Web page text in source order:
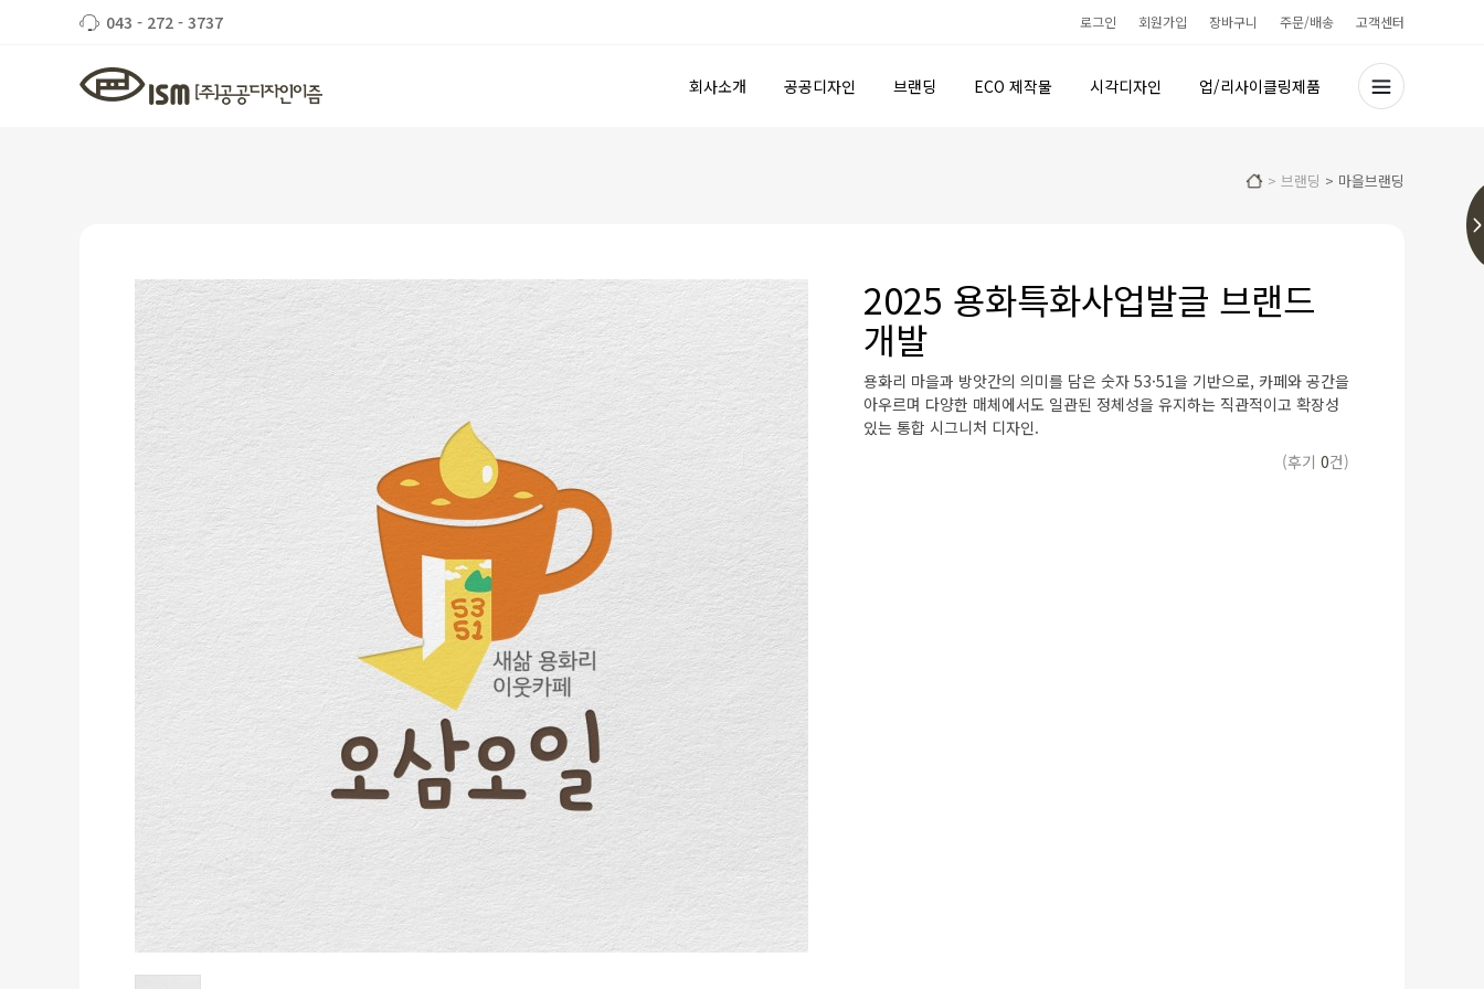
043 - 272 - 3737 로그인 회원가입 장바구니 주문/배송 고객센터
회사소개 공공디자인 브랜딩 ECO 제작물 시각디자인 업/리사이클링제품
> 브랜딩 > 마을브랜딩
2025 용화특화사업발글 브랜드
개발
용화리 마을과 방앗간의 의미를 담은 숫자 53·51을 기반으로, 카페와 공간을
아우르며 다양한 매체에서도 일관된 정체성을 유지하는 직관적이고 확장성
있는 통합 시그니처 디자인.
(후기 0건)